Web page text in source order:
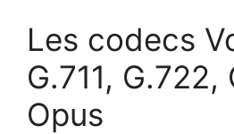
Les codecs
G.711,
Opus